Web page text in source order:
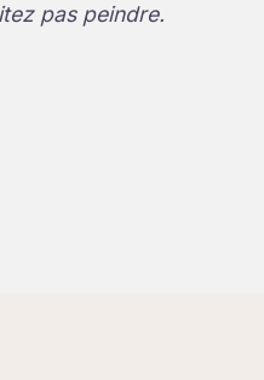
pas peindre.